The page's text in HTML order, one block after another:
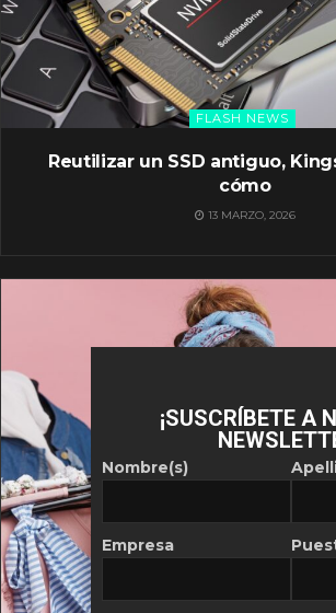
FLASH NEWS
Reutilizar un SSD antiguo,
cómo
13 MARZO, 2026
¡SUSCRÍBETE A
Nombre(s)
Empresa